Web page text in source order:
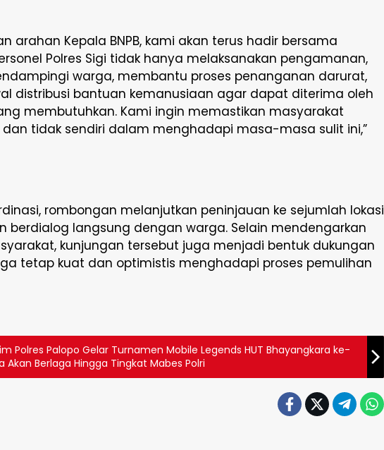
arahan Kepala BNPB, kami akan terus hadir bersama
Polres Sigi tidak hanya melaksanakan pengamanan,
warga, membantu proses penanganan darurat,
distribusi bantuan kemanusiaan agar dapat diterima oleh
membutuhkan. Kami ingin memastikan masyarakat
tidak sendiri dalam menghadapi masa-masa sulit ini,”
rombongan melanjutkan peninjauan ke sejumlah lokasi
berdialog langsung dengan warga. Selain mendengarkan
kunjungan tersebut juga menjadi bentuk dukungan
tetap kuat dan optimistis menghadapi proses pemulihan
Polres Palopo Gelar Turnamen Mobile Legends HUT Bhayangkara ke-
Akan Berlaga Hingga Tingkat Mabes Polri